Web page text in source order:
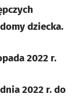
dziecka.
2022 r.
2022 r.do